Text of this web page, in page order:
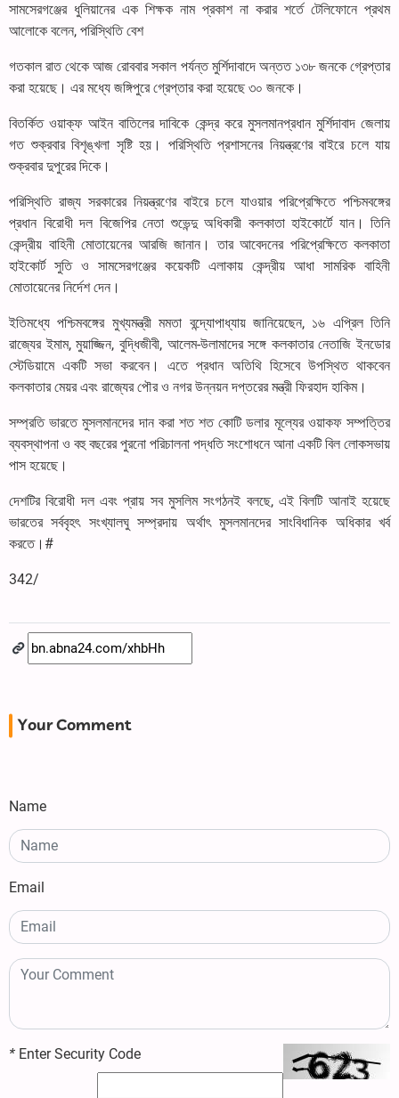
সামসেরগঞ্জের ধুলিয়ানের এক শিক্ষক নাম প্রকাশ না করার শর্তে টেলিফোনে প্রথম
আলোকে বলেন, পরিস্থিতি বেশ
গতকাল রাত থেকে আজ রোববার সকাল পর্যন্ত মুর্শিদাবাদে অন্তত ১৩৮ জনকে গ্রেপ্তার
করা হয়েছে। এর মধ্যে জঙ্গিপুরে গ্রেপ্তার করা হয়েছে ৩০ জনকে।
বিতর্কিত ওয়াক্‌ফ আইন বাতিলের দাবিকে কেন্দ্র করে মুসলমানপ্রধান মুর্শিদাবাদ জেলায়
গত শুক্রবার বিশৃঙ্খলা সৃষ্টি হয়। পরিস্থিতি প্রশাসনের নিয়ন্ত্রণের বাইরে চলে যায়
শুক্রবার দুপুরের দিকে।
পরিস্থিতি রাজ্য সরকারের নিয়ন্ত্রণের বাইরে চলে যাওয়ার পরিপ্রেক্ষিতে পশ্চিমবঙ্গের
প্রধান বিরোধী দল বিজেপির নেতা শুভেন্দু অধিকারী কলকাতা হাইকোর্টে যান। তিনি
কেন্দ্রীয় বাহিনী মোতায়েনের আরজি জানান। তার আবেদনের পরিপ্রেক্ষিতে কলকাতা
হাইকোর্ট সুতি ও সামসেরগঞ্জের কয়েকটি এলাকায় কেন্দ্রীয় আধা সামরিক বাহিনী
মোতায়েনের নির্দেশ দেন।
ইতিমধ্যে পশ্চিমবঙ্গের মুখ্যমন্ত্রী মমতা বন্দ্যোপাধ্যায় জানিয়েছেন, ১৬ এপ্রিল তিনি
রাজ্যের ইমাম, মুয়াজ্জিন, বুদ্ধিজীবী, আলেম-উলামাদের সঙ্গে কলকাতার নেতাজি ইনডোর
স্টেডিয়ামে একটি সভা করবেন। এতে প্রধান অতিথি হিসেবে উপস্থিত থাকবেন
কলকাতার মেয়র এবং রাজ্যের পৌর ও নগর উন্নয়ন দপ্তরের মন্ত্রী ফিরহাদ হাকিম।
সম্প্রতি ভারতে মুসলমানদের দান করা শত শত কোটি ডলার মূল্যের ওয়াকফ সম্পত্তির
ব্যবস্থাপনা ও বহু বছরের পুরনো পরিচালনা পদ্ধতি সংশোধনে আনা একটি বিল লোকসভায়
পাস হয়েছে।
দেশটির বিরোধী দল এবং প্রায় সব মুসলিম সংগঠনই বলছে, এই বিলটি আনাই হয়েছে
ভারতের সর্ববৃহৎ সংখ্যালঘু সম্প্রদায় অর্থাৎ মুসলমানদের সাংবিধানিক অধিকার খর্ব
করতে।#
342/
Your Comment
Name
Email
* Enter Security Code